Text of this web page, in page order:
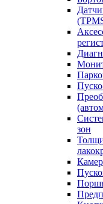
зон